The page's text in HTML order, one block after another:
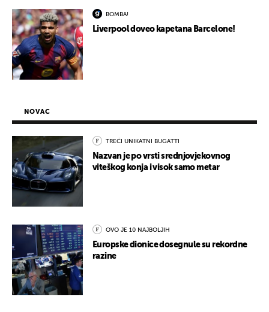
BOMBA!
Liverpool doveo kapetana Barcelone!
NOVAC
TREĆI UNIKATNI BUGATTI
Nazvan je po vrsti srednjovjekovnog
viteškog konja i visok samo metar
OVO JE 10 NAJBOLJIH
Europske dionice dosegnule su rekordne
razine